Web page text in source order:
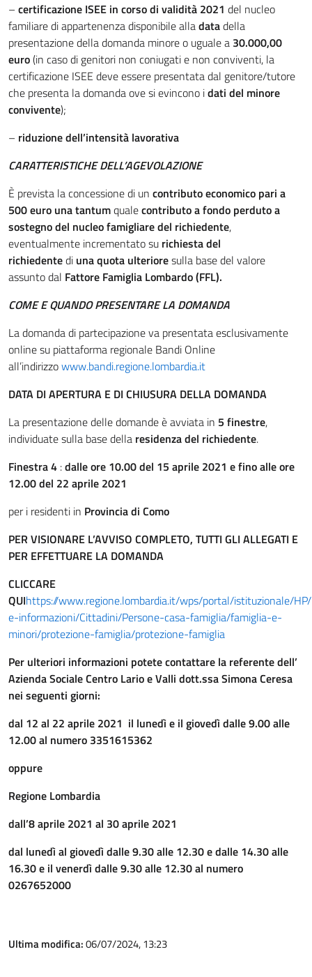
– certificazione ISEE in corso di validità 2021 del nucleo
familiare di appartenenza disponibile alladatadella
presentazione della domanda minore o uguale a 30.000,00
euro(in caso di genitori non coniugati e non conviventi, la
certificazione ISEE deve essere presentata dal genitore/tutore
che presenta la domanda ove si evincono idati del minore
convivente);
– riduzione dell’intensità lavorativa
CARATTERISTICHE DELL’AGEVOLAZIONE
È prevista la concessione di un contributo economico pari a
500 euro una tantumqualecontributo a fondo perduto a
sostegno del nucleo famigliare del richiedente,
eventualmente incrementato su richiesta del
richiedentedi una quota ulterioresulla base del valore
assunto dal Fattore Famiglia Lombardo (FFL).
COME E QUANDO PRESENTARE LA DOMANDA
La domanda di partecipazione va presentata esclusivamente
online su piattaforma regionale Bandi Online
all’indirizzowww.bandi.regione.lombardia.it
DATA DI APERTURA E DI CHIUSURA DELLA DOMANDA
La presentazione delle domande è avviata in 5 finestre,
individuate sulla base della residenza del richiedente.
Finestra 4 :dalle ore 10.00 del 15 aprile 2021 e fino alle ore
12.00 del 22 aprile 2021
per i residenti in Provincia di Como
PER VISIONARE L’AVVISO COMPLETO, TUTTI GLI ALLEGATI E
PER EFFETTUARE LA DOMANDA
CLICCARE
QUIhttps://www.regione.lombardia.it/wps/portal/istituzionale/
e-informazioni/Cittadini/Persone-casa-famiglia/famiglia-e-
minori/protezione-famiglia/protezione-famiglia
Per ulteriori informazioni potete contattare la referente dell’
Azienda Sociale Centro Lario e Valli dott.ssa Simona Ceresa
nei seguenti giorni:
dal 12 al 22 aprile 2021 il lunedì e il giovedì dalle 9.00 alle
12.00 al numero 3351615362
oppure
Regione Lombardia
dall’8 aprile 2021 al 30 aprile 2021
dal lunedì al giovedì dalle 9.30 alle 12.30 e dalle 14.30 alle
16.30 e il venerdì dalle 9.30 alle 12.30 al numero
0267652000
Ultima modifica:06/07/2024, 13:23